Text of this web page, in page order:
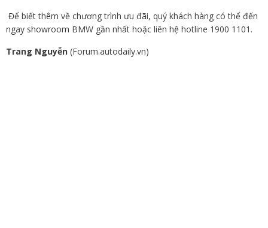
Để biết thêm về chương trình ưu đãi, quý khách hàng có thể đến
ngay showroom BMW gần nhất hoặc liên hệ hotline 1900 1101.
Trang Nguyễn (Forum.autodaily.vn)